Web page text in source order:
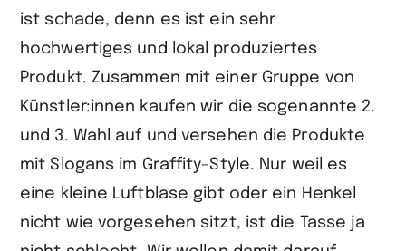
ist schade, denn es ist ein sehr
hochwertiges und lokal produziertes
Produkt. Zusammen mit einer Gruppe von
Künstler:innen kaufen wir die sogenannte 2.
und 3. Wahl auf und versehen die Produkte
mit Slogans im Graffity-Style. Nur weil es
eine kleine Luftblase gibt oder ein Henkel
nicht wie vorgesehen sitzt, ist die Tasse ja